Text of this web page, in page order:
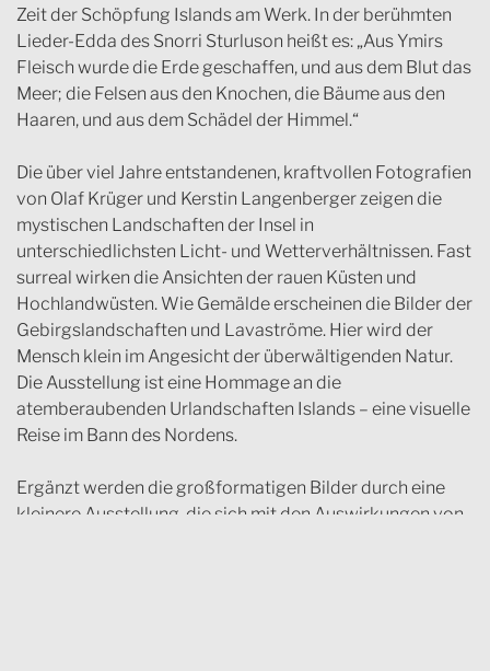
Zeit der Schöpfung Islands am Werk. In der berühmten
Lieder-Edda des Snorri Sturluson heißt es: „Aus Ymirs
Fleisch wurde die Erde geschaffen, und aus dem Blut das
Meer; die Felsen aus den Knochen, die Bäume aus den
Haaren, und aus dem Schädel der Himmel.“
Die über viel Jahre entstandenen, kraftvollen Fotografien
von Olaf Krüger und Kerstin Langenberger zeigen die
mystischen Landschaften der Insel in
unterschiedlichsten Licht- und Wetterverhältnissen. Fast
surreal wirken die Ansichten der rauen Küsten und
Hochlandwüsten. Wie Gemälde erscheinen die Bilder der
Gebirgslandschaften und Lavaströme. Hier wird der
Mensch klein im Angesicht der überwältigenden Natur.
Die Ausstellung ist eine Hommage an die
atemberaubenden Urlandschaften Islands – eine visuelle
Reise im Bann des Nordens.
Ergänzt werden die großformatigen Bilder durch eine
kleinere Ausstellung, die sich mit den Auswirkungen von